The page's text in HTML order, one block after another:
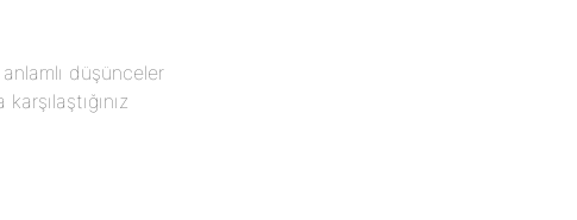
düşünceler